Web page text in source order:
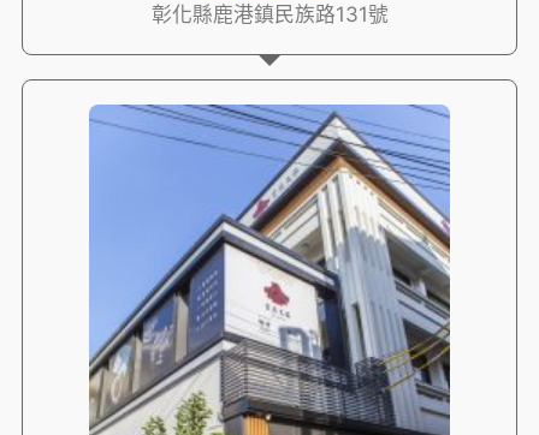
彰化縣鹿港鎮民族路131號